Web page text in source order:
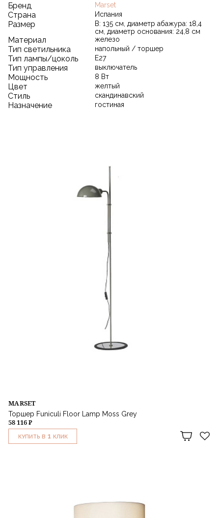
Бренд Marset
Страна Испания
Размер
В: 135 см, диаметр абажура: 18,4
см, диаметр основания: 24,8 см
Материал железо
Тип светильника напольный / торшер
Тип лампы/цоколь E27
Тип управления выключатель
Мощность 8 Вт
Цвет желтый
Стиль скандинавский
Назначение гостиная
MARSET
Торшер Funiculi Floor Lamp Moss Grey
58 116 ₽
КУПИТЬ В 1 КЛИК